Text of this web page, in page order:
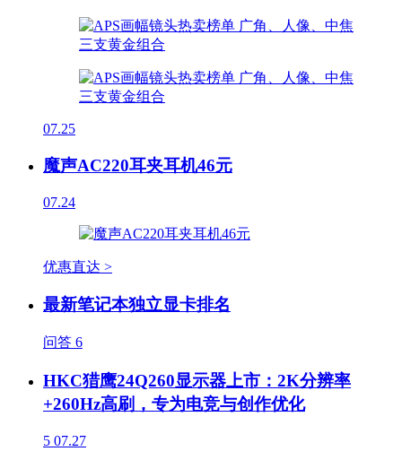
07.25
魔声AC220耳夹耳机46元
07.24
优惠直达 >
最新笔记本独立显卡排名
问答 6
HKC猎鹰24Q260显示器上市：2K分辨率
+260Hz高刷，专为电竞与创作优化
5 07.27